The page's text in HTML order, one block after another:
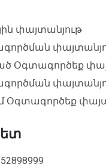
փայտանյութ
Օգտագործեք
Օգտագործեք